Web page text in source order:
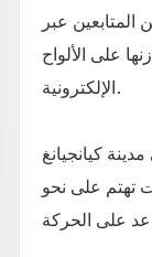
عبر
على الألواح
الإلكترونية.
كيانجيانغ
تهتم على نحو